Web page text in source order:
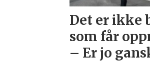
Det er ikke
som får
– Er jo